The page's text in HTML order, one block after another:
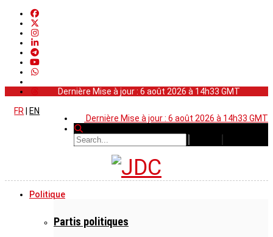
Dernière Mise à jour : 6 août 2026 à 14h33 GMT
Dernière Mise à jour : 6 août 2026 à 14h33 GMT
FR
EN
Politique
Partis politiques